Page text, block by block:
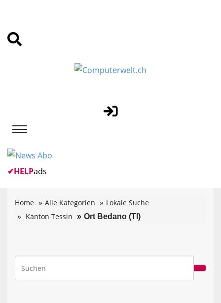
✔HELPads
Home Alle Kategorien
Lokale Suche
Kanton Tessin
Ort Bedano (TI)